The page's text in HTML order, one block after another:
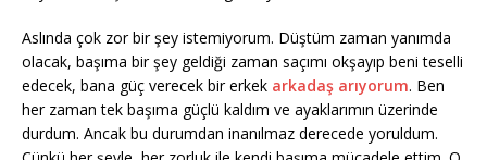
Aslında çok zor bir şey istemiyorum. Düştüm zaman yanımda
olacak, başıma bir şey geldiği zaman saçımı okşayıp beni teselli
edecek, bana güç verecek bir erkek arkadaş arıyorum. Ben
her zaman tek başıma güçlü kaldım ve ayaklarımın üzerinde
durdum. Ancak bu durumdan inanılmaz derecede yoruldum.